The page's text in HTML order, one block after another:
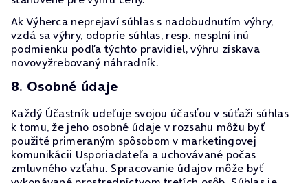
Ak Výherca neprejaví súhlas s nadobudnutím výhry,
vzdá sa výhry, odoprie súhlas, resp. nesplní inú
podmienku podľa týchto pravidiel, výhru získava
novovyžrebovaný náhradník.
8. Osobné údaje
Každý Účastník udeľuje svojou účasťou v súťaži súhlas
k tomu, že jeho osobné údaje v rozsahu môžu byť
použité primeraným spôsobom v marketingovej
komunikácii Usporiadateľa a uchovávané počas
zmluvného vzťahu. Spracovanie údajov môže byť